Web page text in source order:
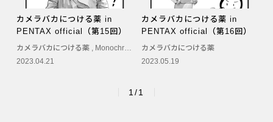
PENTAX Qシリーズ
PENTAX K-1 Mark II
カメラバカにつける薬 in
PENTAX official（第15回）
カメラバカにつける薬 , Monochrome ,モノクローム
2023.04.21
カメラバカにつける薬 in
PENTAX official（第16回）
カメラバカにつける薬
2023.05.19
1/1